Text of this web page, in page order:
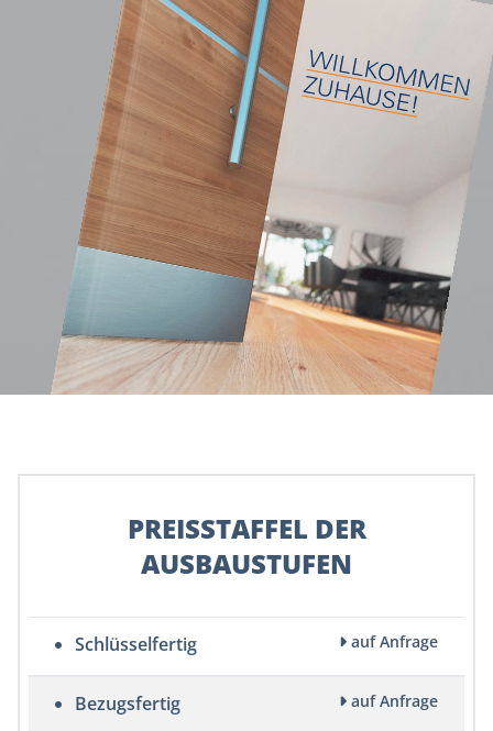
PREISSTAFFEL DER
AUSBAUSTUFEN
Schlüsselfertig auf Anfrage
Bezugsfertig auf Anfrage